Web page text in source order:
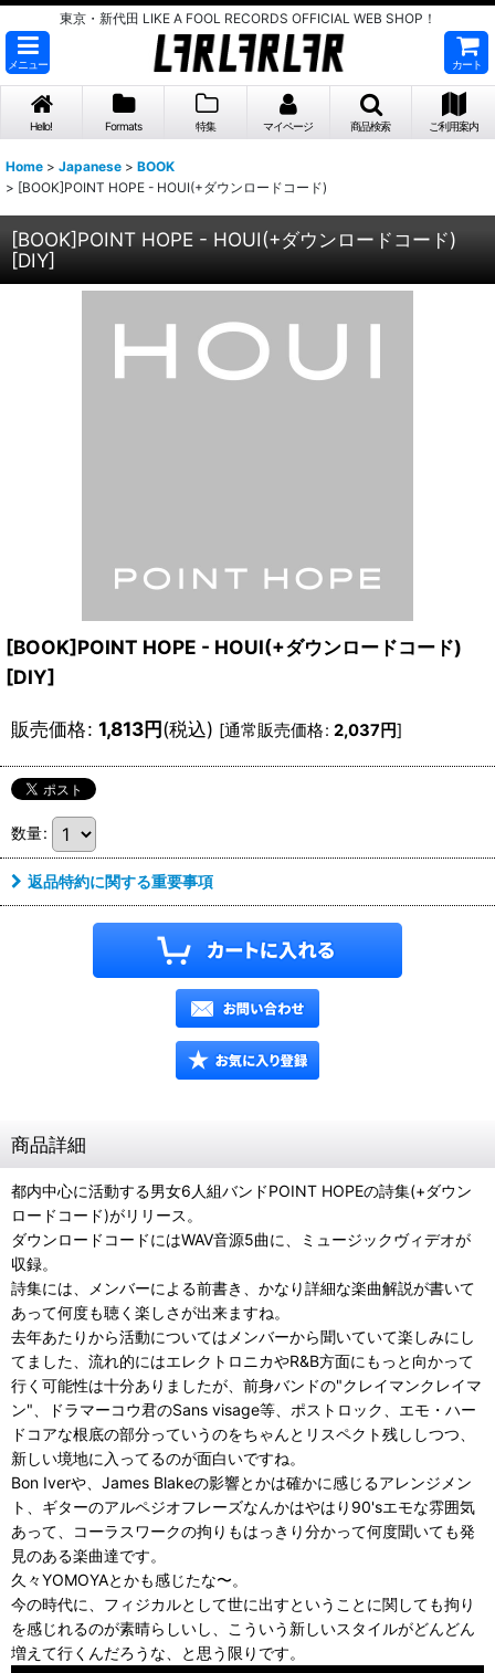
東京・新代田 LIKE A FOOL RECORDS OFFICIAL WEB SHOP！
メニュー カート
Hello! Formats 特集 マイページ 商品検索 ご利用案内
Home > Japanese > BOOK
> [BOOK]POINT HOPE - HOUI(+ダウンロードコード)
[BOOK]POINT HOPE - HOUI(+ダウンロードコード)
[DIY]
[BOOK]POINT HOPE - HOUI(+ダウンロードコード)
[DIY]
販売価格: 1,813円(税込) [通常販売価格: 2,037 円]
数量:
返品特約に関する重要事項
商品詳細
都内中心に活動する男女6人組バンドPOINT HOPEの詩集(+ダウン
ロードコード)がリリース。
ダウンロードコードにはWAV音源5曲に、ミュージックヴィデオが
収録。
詩集には、メンバーによる前書き、かなり詳細な楽曲解説が書いて
あって何度も聴く楽しさが出来ますね。
去年あたりから活動についてはメンバーから聞いていて楽しみにし
てました、流れ的にはエレクトロニカやR&B方面にもっと向かって
行く可能性は十分ありましたが、前身バンドの"クレイマンクレイマ
ン"、ドラマーコウ君のSans visage等、ポストロック、エモ・ハー
ドコアな根底の部分っていうのをちゃんとリスペクト残ししつつ、
新しい境地に入ってるのが面白いですね。
Bon Iverや、James Blakeの影響とかは確かに感じるアレンジメン
ト、ギターのアルペジオフレーズなんかはやはり90'sエモな雰囲気
あって、コーラスワークの拘りもはっきり分かって何度聞いても発
見のある楽曲達です。
久々YOMOYAとかも感じたな〜。
今の時代に、フィジカルとして世に出すということに関しても拘り
を感じれるのが素晴らしいし、こういう新しいスタイルがどんどん
増えて行くんだろうな、と思う限りです。